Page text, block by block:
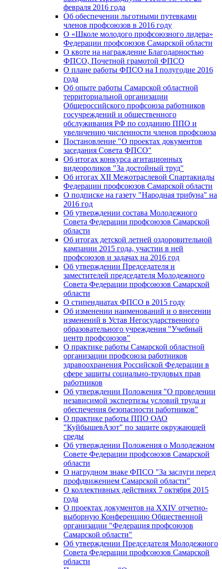
февраля 2016 года
Об обеспечении льготными путевками
членов профсоюзов в 2016 году
О «Школе молодого профсоюзного лидера»
Федерации профсоюзов Самарской области
О квоте на награждение Благодарностью
ФПСО, Почетной грамотой ФПСО
О плане работы ФПСО на I полугодие 2016
года
Об опыте работы Самарской областной
территориальной организации
Общероссийского профсоюза работников
госучреждений и общественного
обслуживания РФ по созданию ППО и
увеличению численности членов профсоюза
Постановление "О проектах документов
заседания Совета ФПСО"
Об итогах конкурса агитационных
видеороликов "За достойный труд"
Об итогах XII Межотраслевой Спартакиады
Федерации профсоюзов Самарской области
О подписке на газету "Народная трибуна" на
2016 год
Об утверждении состава Молодежного
Совета Федерации профсоюзов Самарской
области
Об итогах детской летней оздоровительной
кампании 2015 года, участии в ней
профсоюзов и задачах на 2016 год
Об утверждении Председателя и
заместителей председателя Молодежного
Совета Федерации профсоюзов Самарской
области
О стипендиатах ФПСО в 2015 году
Об изменении наименований и о внесении
изменений в Устав Негосударственного
образовательного учреждения "Учебный
центр профсоюзов"
О практике работы Самарской областной
организации профсоюза работников
здравоохранения Российской Федерации в
сфере защиты социально-трудовых прав
работников
Об утверждении Положения "О проведении
независимой экспертизы условий труда и
обеспечения безопасности работников"
О практике работы ППО ОАО
"КуйбышевАзот" по защите окружающей
среды
Об утверждении Положения о Молодежном
Совете Федерации профсоюзов Самарской
области
О нагрудном знаке ФПСО "За заслуги перед
профдвижением Самарской области"
О коллективных действиях 7 октября 2015
года
О проектах документов на XXIV отчетно-
выборную Конференцию Общественной
организации "Федерация профсоюзов
Самарской области"
Об утверждении Председателя Молодежного
Совета Федерации профсоюзов Самарской
области